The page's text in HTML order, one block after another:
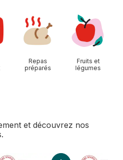
Repas
préparés
Fruits et
légumes
et découvrez nos